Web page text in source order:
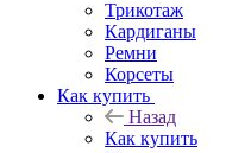
Трикотаж
Кардиганы
Ремни
Корсеты
Как купить
Назад
Как купить